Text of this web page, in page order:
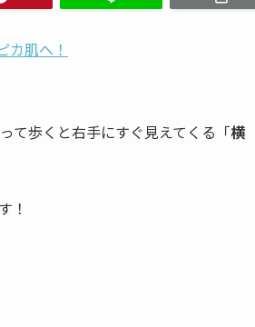
肌へ！
て歩くと右手にすぐ見えてくる「横
！